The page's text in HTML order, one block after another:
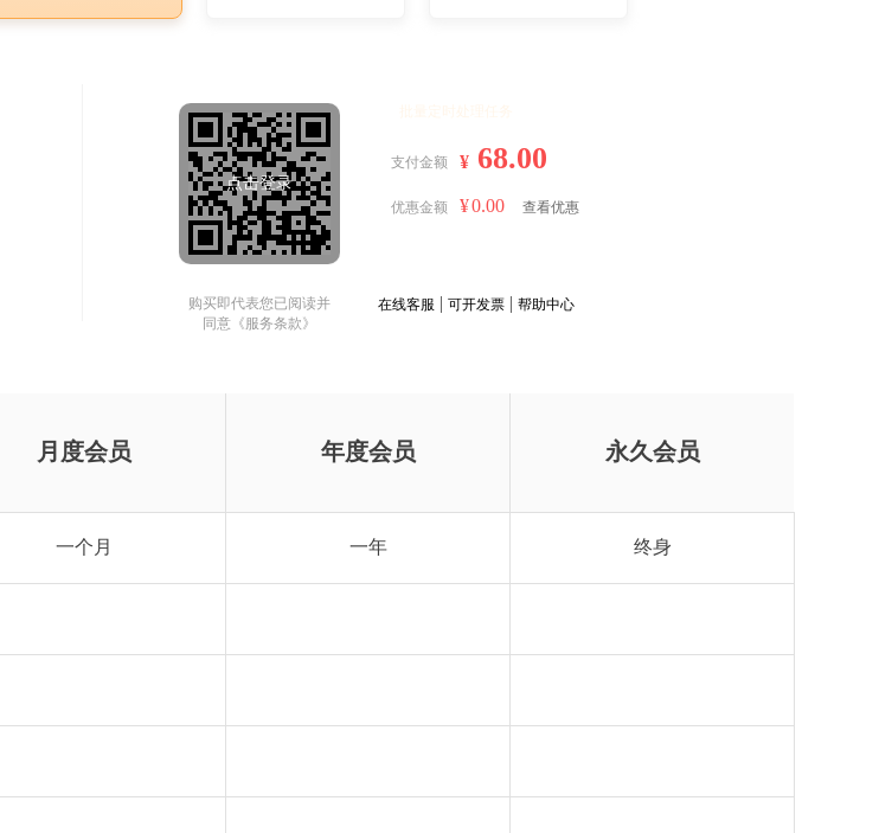
点击登录
支付金额 ¥ 68.00
优惠金额 ¥0.00 查看优惠
购买即代表您已阅读并
同意 《服务条款》
在线客服 可开发票 帮助中心
月度会员 年度会员 永久会员
一个月 一年 终身